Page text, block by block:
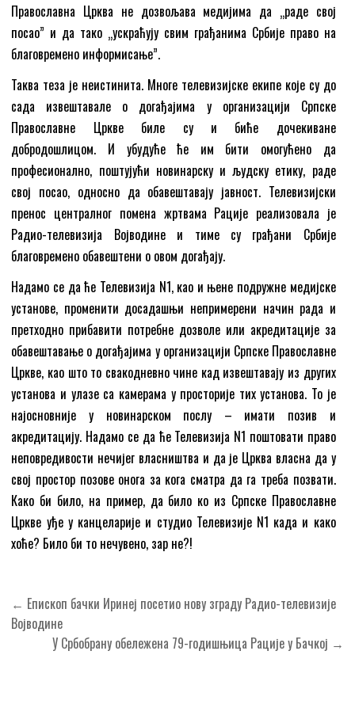
Православна Црква не дозвољава медијима да „раде свој
посао” и да тако „ускраћују свим грађанима Србије право на
благовремено информисање”.
Таква теза је неистинита. Многе телевизијске екипе које су до
сада извештавале о догађајима у организацији Српске
Православне Цркве биле су и биће дочекиване
добродошлицом. И убудуће ће им бити омогућено да
професионално, поштујући новинарску и људску етику, раде
свој посао, односно да обавештавају јавност. Телевизијски
пренос централног помена жртвама Рације реализовала је
Радио-телевизија Војводине и тиме су грађани Србије
благовремено обавештени о овом догађају.
Надамо се да ће Телевизија N1, као и њене подружне медијске
установе, променити досадашњи непримерени начин рада и
претходно прибавити потребне дозволе или акредитације за
обавештавање о догађајима у организацији Српске Православне
Цркве, као што то свакодневно чине кад извештавају из других
установа и улазе са камерама у просторије тих установа. То је
најосновније у новинарском послу – имати позив и
акредитацију. Надамо се да ће Телевизија N1 поштовати право
неповредивости нечијег власништва и да је Црква власна да у
свој простор позове онога за кога сматра да га треба позвати.
Како би било, на пример, да било ко из Српске Православне
Цркве уђе у канцеларије и студио Телевизије N1 када и како
хоће? Било би то нечувено, зар не?!
Кретање
чланка
← Епископ бачки Иринеј посетио нову зграду Радио-телевизије
Војводине
У Србобрану обележeна 79-годишњица Рације у Бачкој →